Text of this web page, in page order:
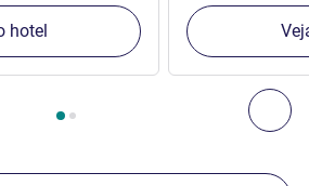
outros estabelecimentos nas
outros estabelecimentos nas
hotel